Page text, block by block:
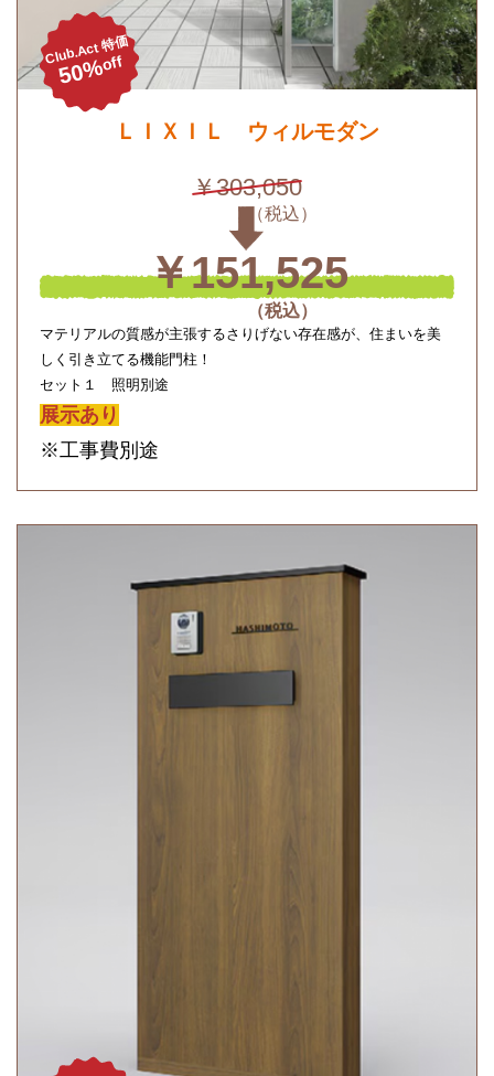
Club.Act 特価
50%off
ＬＩＸＩＬ ウィルモダン
￥303,050
￥151,525
マテリアルの質感が主張するさりげない存在感が、住まいを美
しく引き立てる機能門柱！
セット１ 照明別途
展示あり
※工事費別途